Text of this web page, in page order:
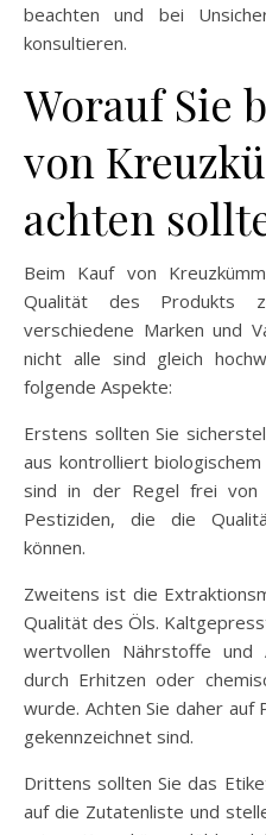
beachten und bei
konsultieren.
Worauf Sie
von
achten
Beim Kauf von
Qualität des Produkts
verschiedene Marken und
nicht alle sind gleich
folgende Aspekte:
Erstens sollten Sie
aus kontrolliert
sind in der Regel frei von
Pestiziden, die die
können.
Zweitens ist die
Qualität des Öls.
wertvollen Nährstoffe
durch Erhitzen oder
wurde. Achten Sie daher
gekennzeichnet sind.
Drittens sollten Sie das
auf die Zutatenliste und